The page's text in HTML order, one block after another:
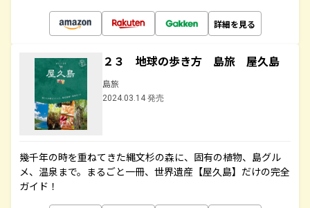
詳細を見る
２３ 地球の歩き方 島旅 屋久島
島旅
2024.03.14 発売
幾千年の時を重ねてきた縄文杉の森に、固有の植物、島グル
メ、温泉まで。まるごと一冊、世界遺産【屋久島】だけの完全
ガイド！